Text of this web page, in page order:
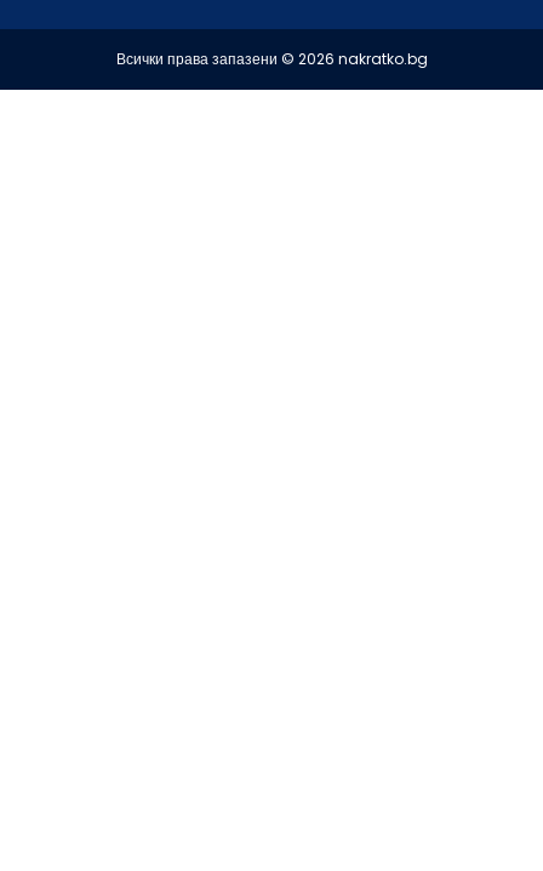
Всички права запазени © 2026 nakratko.bg